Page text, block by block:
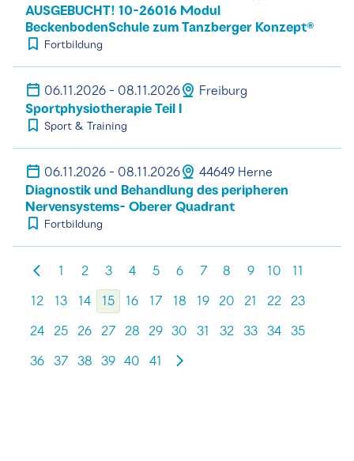
AUSGEBUCHT! 10-26016 Modul
BeckenbodenSchule zum Tanzberger Konzept®
Fortbildung
06.11.2026 - 08.11.2026 Freiburg
Sportphysiotherapie Teil I
Sport & Training
06.11.2026 - 08.11.2026 44649 Herne
Diagnostik und Behandlung des peripheren
Nervensystems- Oberer Quadrant
Fortbildung
1 2 3 4 5 6 7 8 9 10 11
12 13 14 15 16 17 18 19 20 21 22 23
24 25 26 27 28 29 30 31 32 33 34 35
36 37 38 39 40 41